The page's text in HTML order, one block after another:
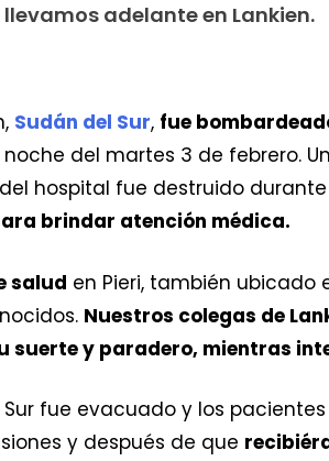
adelante en Lankien.
Sudán del Sur, fue
del martes 3 de febrero.
hospital fue destruido
brindar atención médica.
salud en Pieri, también ubicado
Nuestros colegas de
suerte y paradero, mientras
Sur fue evacuado y los
y después de que